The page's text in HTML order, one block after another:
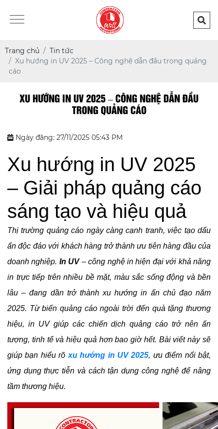
Trang chủ
Tin tức
Xu hướng in UV 2025 – Công nghệ dẫn đầu trong quảng
cáo
XU HƯỚNG IN UV 2025 – CÔNG NGHỆ DẪN ĐẦU
TRONG QUẢNG CÁO
Ngày đăng: 27/11/2025 05:43 PM
Xu hướng in UV 2025
– Giải pháp quảng cáo
sáng tạo và hiệu quả
Thị trường quảng cáo ngày càng cạnh tranh, việc tạo dấu
ấn độc đáo với khách hàng trở thành ưu tiên hàng đầu của
doanh nghiệp. In UV – công nghệ in hiện đại với khả năng
in trực tiếp trên nhiều bề mặt, màu sắc sống động và bền
lâu – đang dần trở thành xu hướng in ấn chủ đạo năm
2025. Từ biển quảng cáo ngoài trời đến quà tặng thương
hiệu, in UV giúp các chiến dịch quảng cáo trở nên ấn
tượng, tinh tế và hiệu quả hơn bao giờ hết. Bài viết này sẽ
giúp bạn hiểu rõ xu hướng in UV 2025, ưu điểm nổi bật,
ứng dụng thực tiễn và cách tận dụng công nghệ để nâng
tầm thương hiệu.